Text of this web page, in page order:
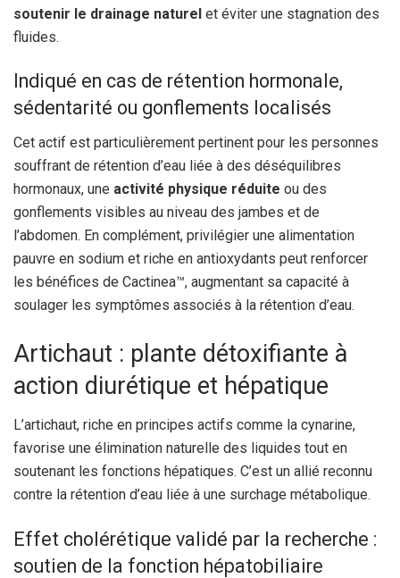
soutenir le drainage naturel et éviter une stagnation des
fluides.
Indiqué en cas de rétention hormonale,
sédentarité ou gonflements localisés
Cet actif est particulièrement pertinent pour les personnes
souffrant de rétention d’eau liée à des déséquilibres
hormonaux, une activité physique réduite ou des
gonflements visibles au niveau des jambes et de
l’abdomen. En complément, privilégier une alimentation
pauvre en sodium et riche en antioxydants peut renforcer
les bénéfices de Cactinea™, augmentant sa capacité à
soulager les symptômes associés à la rétention d’eau.
Artichaut : plante détoxifiante à
action diurétique et hépatique
L’artichaut, riche en principes actifs comme la cynarine,
favorise une élimination naturelle des liquides tout en
soutenant les fonctions hépatiques. C’est un allié reconnu
contre la rétention d’eau liée à une surchage métabolique.
Effet cholérétique validé par la recherche :
soutien de la fonction hépatobiliaire